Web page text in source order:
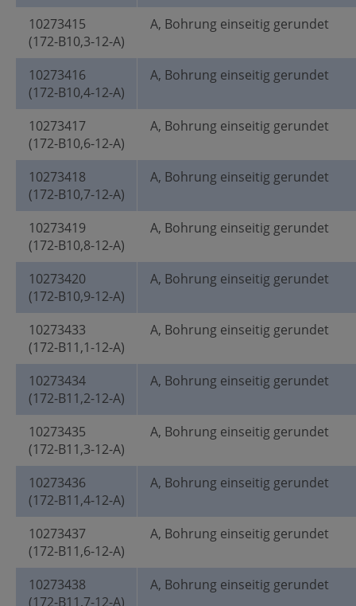
10273415
(172-B10,3-12-A)
A, Bohrung einseitig gerundet
10273416
(172-B10,4-12-A)
A, Bohrung einseitig gerundet
10273417
(172-B10,6-12-A)
A, Bohrung einseitig gerundet
10273418
(172-B10,7-12-A)
A, Bohrung einseitig gerundet
10273419
(172-B10,8-12-A)
A, Bohrung einseitig gerundet
10273420
(172-B10,9-12-A)
A, Bohrung einseitig gerundet
10273433
(172-B11,1-12-A)
A, Bohrung einseitig gerundet
10273434
(172-B11,2-12-A)
A, Bohrung einseitig gerundet
10273435
(172-B11,3-12-A)
A, Bohrung einseitig gerundet
10273436
(172-B11,4-12-A)
A, Bohrung einseitig gerundet
10273437
(172-B11,6-12-A)
A, Bohrung einseitig gerundet
10273438
(172-B11,7-12-A)
A, Bohrung einseitig gerundet